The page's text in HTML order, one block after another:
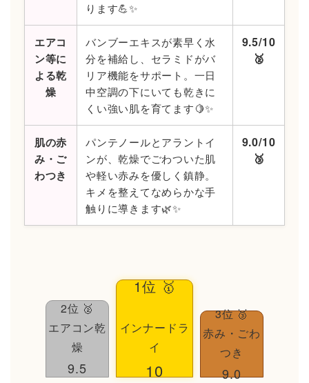
ります💪✨
エアコ
ン等に
よる乾
燥
バンブーエキスが素早く水
分を補給し、セラミドがバ
リア機能をサポート。一日
中空調の下にいても乾きに
くい強い肌を育てます🍋✨
9.5/10
🥈
肌の赤
み・ご
わつき
パンテノールとアラントイ
ンが、乾燥でごわついた肌
や軽い赤みを優しく鎮静。
キメを整えてなめらかな手
触りに導きます🌿✨
9.0/10
🥉
2位 🥈
エアコン乾
燥
9.5
1位 🥇
インナードラ
イ
10
3位 🥉
赤み・ごわ
つき
9.0